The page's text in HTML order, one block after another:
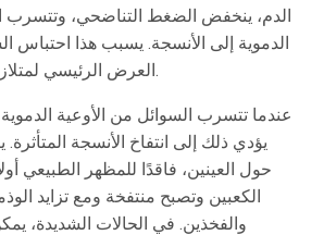
الدم، ينخفض الضغط التناضحي، وتتسرب
الدموية إلى الأنسجة. يسبب هذا احتباس
العرض الرئيسي لمتلازمة الكُلى النفروزية.
عندما تتسرب السوائل من الأوعية
يؤدي ذلك إلى انتفاخ الأنسجة
حول العينين، فاقدًا للمظهر الطبيعي
الكعبين وتصبح منتفخة ومع تزايد
والفخذين. في الحالات الشديدة،